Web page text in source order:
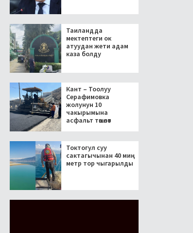
Таиландда
мектептеги ок
атуудан жети адам
каза болду
Кант – Тоолуу
Серафимовка
жолунун 10
чакырымына
асфальт төшөлөт
Токтогул суу
сактагычынан 40 миң
метр тор чыгарылды